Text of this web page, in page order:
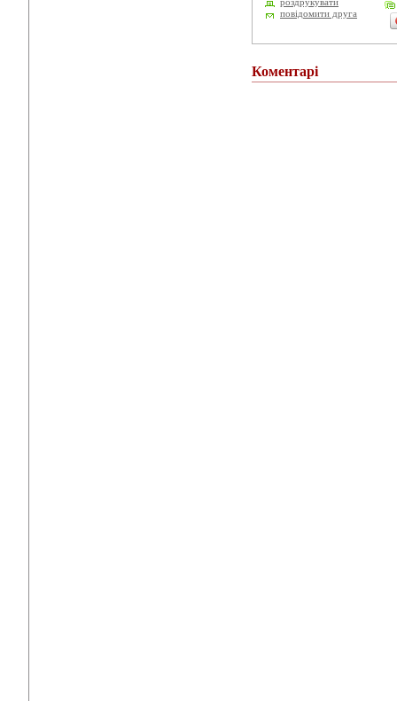
роздрукувати
повідомити друга
Коментарі